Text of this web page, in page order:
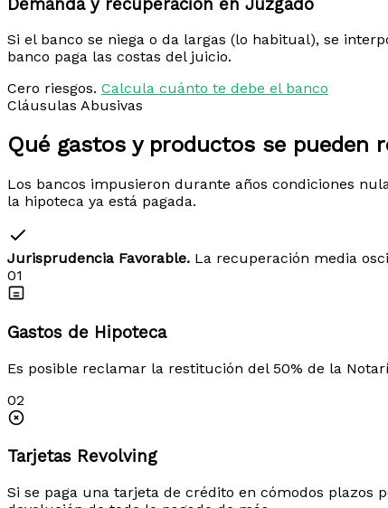
Demanda y recuperación en Juzgado
Si el banco se niega o da largas (lo habitual), se
banco paga las costas del juicio.
Cero riesgos. Calcula cuánto te debe el banco
Cláusulas Abusivas
Qué gastos y productos se pueden
Los bancos impusieron durante años condiciones
la hipoteca ya está pagada.
Jurisprudencia Favorable. La recuperación media
01
Gastos de Hipoteca
Es posible reclamar la restitución del 50% de la
02
Tarjetas Revolving
Si se paga una tarjeta de crédito en cómodos plazos